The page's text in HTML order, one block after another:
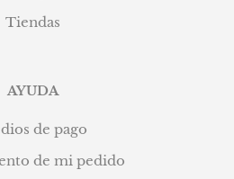
Tiendas
AYUDA
de pago
de mi pedido